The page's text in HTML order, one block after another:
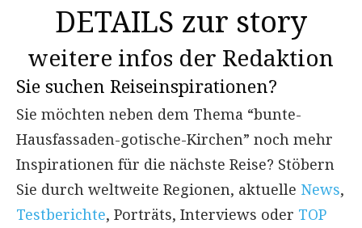
DETAILS zur story
weitere infos der Redaktion
Sie suchen Reiseinspirationen?
Sie möchten neben dem Thema “bunte-
Hausfassaden-gotische-Kirchen” noch mehr
Inspirationen für die nächste Reise? Stöbern
Sie durch weltweite Regionen, aktuelle News,
Testberichte, Porträts, Interviews oder TOP